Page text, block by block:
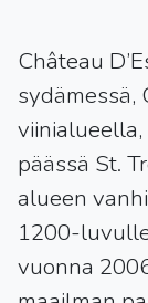
Château
sydämessä,
päässä St.
alueen
1200-
vuonna